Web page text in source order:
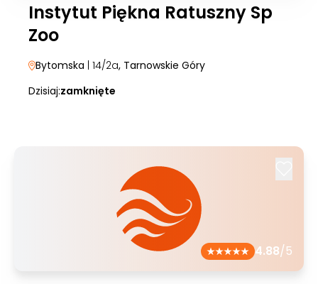
Instytut Piękna Ratuszny Sp
Zoo
Bytomska | 14/2a, Tarnowskie Góry
Dzisiaj:zamknięte
4.88/5